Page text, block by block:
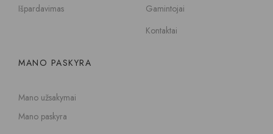
Išpardavimas
Gamintojai
Kontaktai
MANO PASKYRA
Mano užsakymai
Mano paskyra